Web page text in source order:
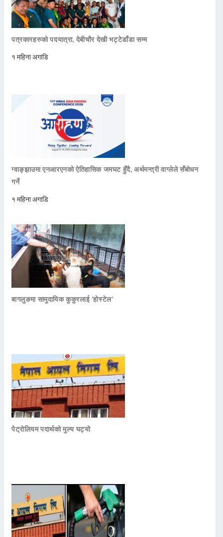
पत्रकारहरुको पदयात्रा, देबीचौर देखी भट्टेडाँडा सम्म
१ महिना अगाडि
ग्वाङ्झाउमा एनआरएनको ऐतिहासिक जमघट हुँदै, अर्थमन्त्री वाग्लेले सँबोधन
गर्ने
१ महिना अगाडि
बागलुङमा सामुदायिक कुकुरलाई ‘होस्टेल’
पेट्रोलियम पदार्थको मुल्य घट्यो